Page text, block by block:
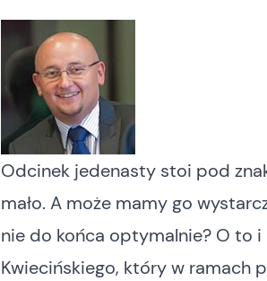
Odcinek jedenasty stoi pod
mało. A może mamy go
nie do końca optymalnie? O to
Kwiecińskiego, który w ramach